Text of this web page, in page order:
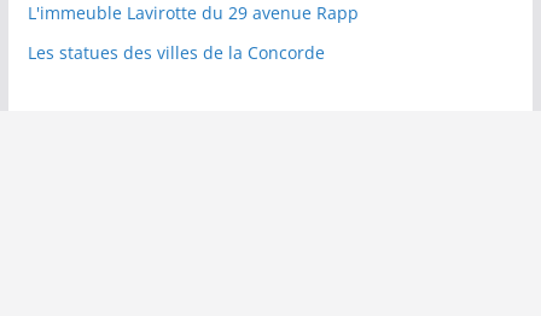
L'immeuble Lavirotte du 29 avenue Rapp
Les statues des villes de la Concorde